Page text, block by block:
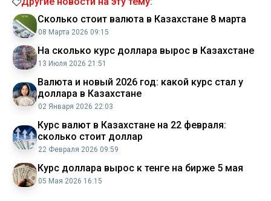
Сколько стоит валюта в Казахстане 8 марта
08 Марта 2026 09:15
На сколько курс доллара вырос в Казахстане
13 Июля 2026 21:51
Валюта и новый 2026 год: какой курс стал у
доллара в Казахстане
02 Января 2026 22:03
Курс валют в Казахстане на 22 февраля:
сколько стоит доллар
22 Февраля 2026 09:59
Курс доллара вырос к тенге на бирже 5 мая
05 Мая 2026 16:15